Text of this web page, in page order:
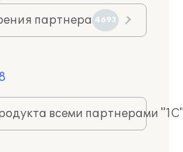
партнера 4693
всеми партнерами